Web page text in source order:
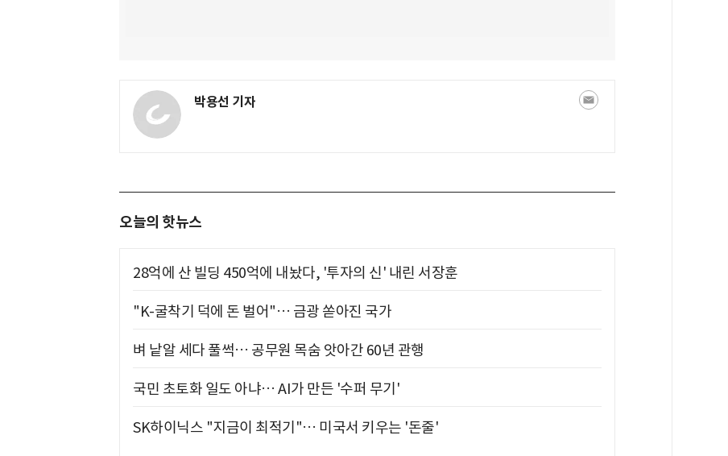
박용선 기자
오늘의 핫뉴스
28억에 산 빌딩 450억에 내놨다, '투자의 신' 내린 서장훈
"K-굴착기 덕에 돈 벌어"… 금광 쏟아진 국가
벼 낱알 세다 풀썩… 공무원 목숨 앗아간 60년 관행
국민 초토화 일도 아냐… AI가 만든 '수퍼 무기'
SK하이닉스 "지금이 최적기"… 미국서 키우는 '돈줄'